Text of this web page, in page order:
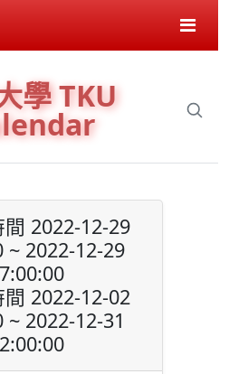
學 TKU
2022-12-29
~ 2022-12-29
2022-12-02
~ 2022-12-31